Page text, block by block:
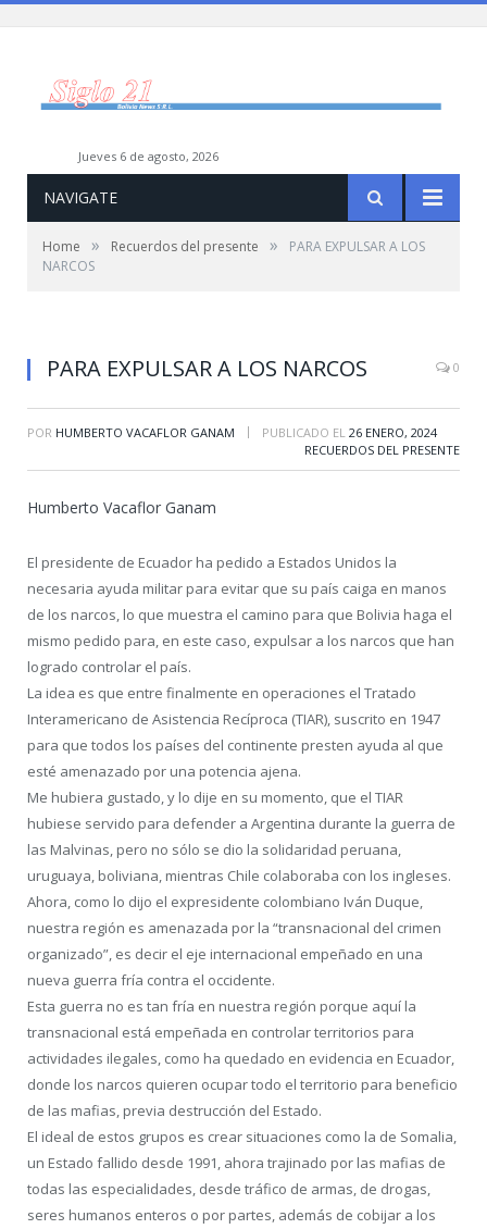
jueves 6 de agosto, 2026
NAVIGATE
Home » Recuerdos del presente »
PARA EXPULSAR A LOS
NARCOS
PARA EXPULSAR A LOS NARCOS 0
POR HUMBERTO VACAFLOR GANAM | PUBLICADO EL 26 ENERO, 2024
RECUERDOS DEL PRESENTE
Humberto Vacaflor Ganam
El presidente de Ecuador ha pedido a Estados Unidos la
necesaria ayuda militar para evitar que su país caiga en manos
de los narcos, lo que muestra el camino para que Bolivia haga el
mismo pedido para, en este caso, expulsar a los narcos que han
logrado controlar el país.
La idea es que entre finalmente en operaciones el Tratado
Interamericano de Asistencia Recíproca (TIAR), suscrito en 1947
para que todos los países del continente presten ayuda al que
esté amenazado por una potencia ajena.
Me hubiera gustado, y lo dije en su momento, que el TIAR
hubiese servido para defender a Argentina durante la guerra de
las Malvinas, pero no sólo se dio la solidaridad peruana,
uruguaya, boliviana, mientras Chile colaboraba con los ingleses.
Ahora, como lo dijo el expresidente colombiano Iván Duque,
nuestra región es amenazada por la “transnacional del crimen
organizado”, es decir el eje internacional empeñado en una
nueva guerra fría contra el occidente.
Esta guerra no es tan fría en nuestra región porque aquí la
transnacional está empeñada en controlar territorios para
actividades ilegales, como ha quedado en evidencia en Ecuador,
donde los narcos quieren ocupar todo el territorio para beneficio
de las mafias, previa destrucción del Estado.
El ideal de estos grupos es crear situaciones como la de Somalia,
un Estado fallido desde 1991, ahora trajinado por las mafias de
todas las especialidades, desde tráfico de armas, de drogas,
seres humanos enteros o por partes, además de cobijar a los